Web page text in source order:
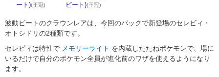
ート)(王冠)
ビート)(王冠)
波動ビートのクラウンレアは、今回のパックで新登場のセレビィ・
オトシドリの2種類です。
セレビィは特性で メモリーライト を内蔵したたねポケモンで、場に
いるだけで自分のポケモン全員が進化前のワザを使えるようになり
ます。